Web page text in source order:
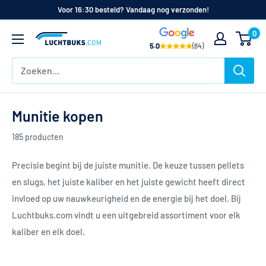
inhoud
Voor 16:30 besteld? Vandaag nog verzonden!
Luchtbuks.com
5.0 (84)
0
Munitie kopen
185 producten
Precisie begint bij de juiste munitie. De keuze tussen pellets
en slugs, het juiste kaliber en het juiste gewicht heeft direct
invloed op uw nauwkeurigheid en de energie bij het doel. Bij
Luchtbuks.com vindt u een uitgebreid assortiment voor elk
kaliber en elk doel.